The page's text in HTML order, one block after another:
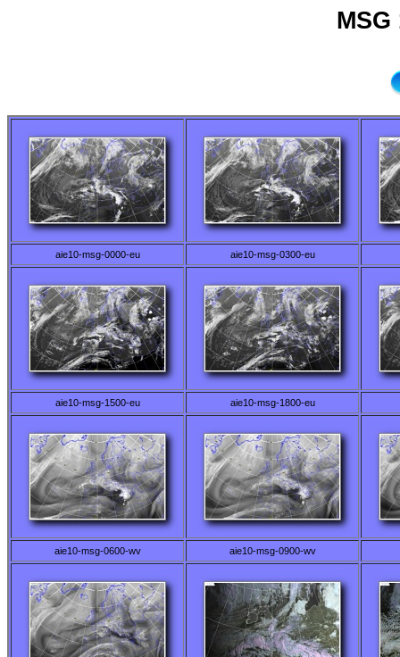
MSG
aie10-msg-0000-eu aie10-msg-0300-eu
aie10-msg-1500-eu aie10-msg-1800-eu
aie10-msg-0600-wv aie10-msg-0900-wv